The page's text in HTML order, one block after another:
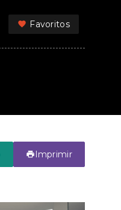
Favoritos
Imprimir